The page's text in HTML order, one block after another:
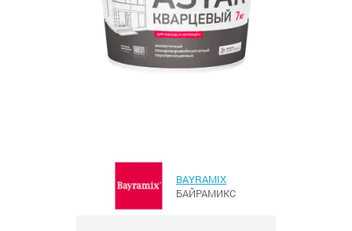
BAYRAMIX
БАЙРАМИКС